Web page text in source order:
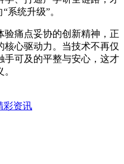
系统升级”。
验痛点妥协的创新精神，正
核心驱动力。当技术不再仅
手可及的平整与安心，这才
彩资讯